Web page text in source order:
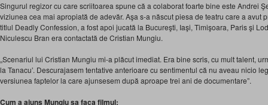
Singurul regizor cu care scriitoarea spune că a colaborat foarte bine este Andrei
viziunea cea mai apropiată de adevăr. Aşa s-a născut piesa de teatru care a avut
titlul Deadly Confession, a fost apoi jucată la Bucureşti, Iaşi, Timişoara, Paris şi
Niculescu Bran era contactată de Cristian Mungiu.
„Scenariul lui Cristian Mungiu mi-a plăcut imediat. Era bine scris, cu mult talent,
la Tanacu’. Descurajasem tentative anterioare cu sentimentul că nu aveau nicio
versiunea faptelor la care ajunsesem după aproape trei ani de documentare”.
Cum a ajuns Mungiu sa faca filmul: